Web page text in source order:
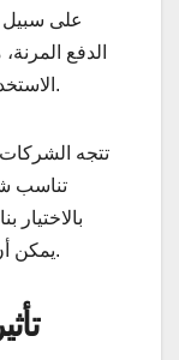
على سبيل
الدفع
الاستخدام، مما يعزز من ولائهم للعلامة التجارية.
تتجه
تناسب
بالاختيار
يمكن أن يزيد من قاعدة العملاء ويعزز الإيرادات.